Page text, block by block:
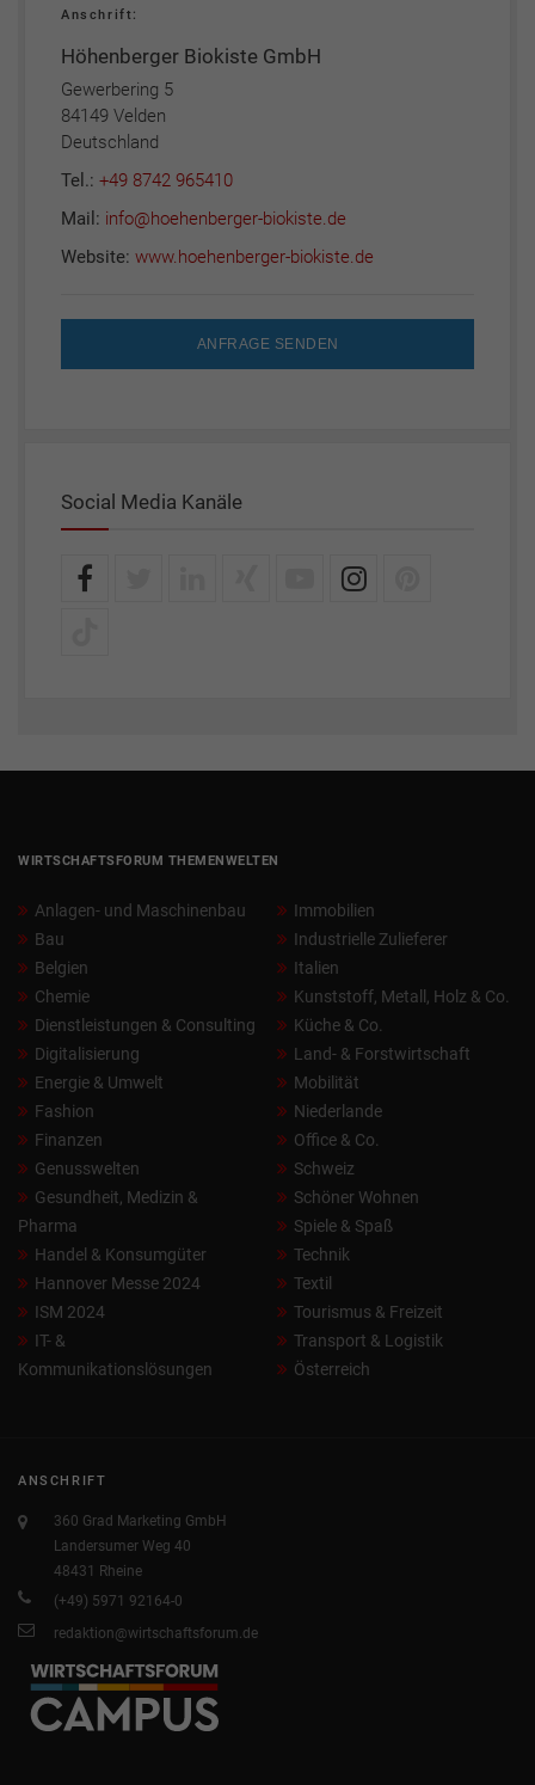
Anschrift:
Höhenberger Biokiste GmbH
Gewerbering 5
84149 Velden
Deutschland
Tel.: +49 8742 965410
Mail: info@hoehenberger-biokiste.de
Website: www.hoehenberger-biokiste.de
ANFRAGE SENDEN
Social Media Kanäle
WIRTSCHAFTSFORUM THEMENWELTEN
Anlagen- und Maschinenbau
Bau
Belgien
Chemie
Dienstleistungen & Consulting
Digitalisierung
Energie & Umwelt
Fashion
Finanzen
Genusswelten
Gesundheit, Medizin &
Pharma
Handel & Konsumgüter
Hannover Messe 2024
ISM 2024
IT- &
Kommunikationslösungen
Immobilien
Industrielle Zulieferer
Italien
Kunststoff, Metall, Holz & Co.
Küche & Co.
Land- & Forstwirtschaft
Mobilität
Niederlande
Office & Co.
Schweiz
Schöner Wohnen
Spiele & Spaß
Technik
Textil
Tourismus & Freizeit
Transport & Logistik
Österreich
ANSCHRIFT
360 Grad Marketing GmbH
Landersumer Weg 40
48431 Rheine
(+49) 5971 92164-0
redaktion@wirtschaftsforum.de